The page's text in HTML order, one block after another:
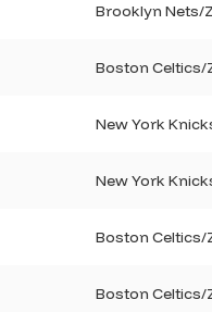
Brooklyn Nets/
Boston Celtics/
New York
New York
Boston Celtics/
Boston Celtics/